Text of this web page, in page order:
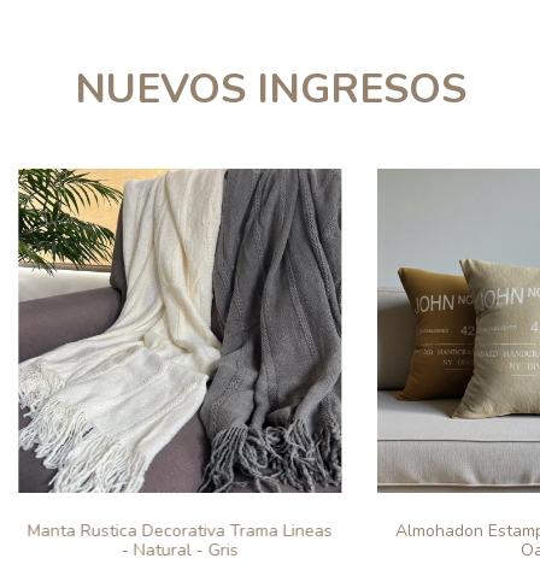
NUEVOS INGRESOS
Manta Rustica Decorativa Trama Lineas
- Natural - Gris
Almohadon